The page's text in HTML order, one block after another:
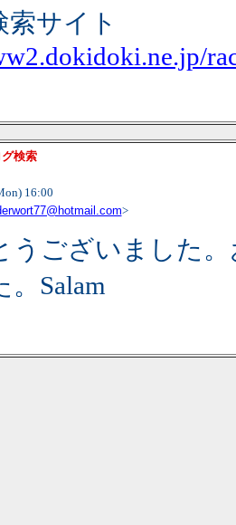
索サイト
検索
16:00
>
うございました
。Salam